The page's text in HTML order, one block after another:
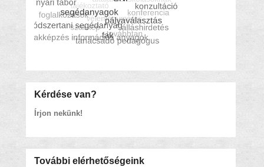
Kérdése van?
Írjon nekünk!
További elérhetőségeink